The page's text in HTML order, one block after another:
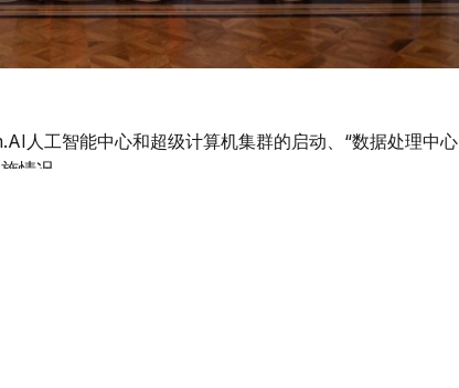
人工智能中心和超级计算机集群的启动、“数据处理中心
情况。